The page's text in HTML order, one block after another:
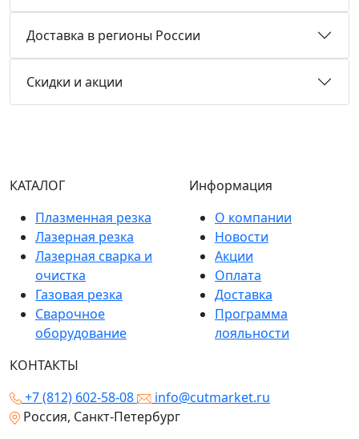
Доставка в регионы России
Скидки и акции
КАТАЛОГ
Плазменная резка
Лазерная резка
Лазерная сварка и
очистка
Газовая резка
Сварочное
оборудование
Информация
О компании
Новости
Акции
Оплата
Доставка
Программа
лояльности
КОНТАКТЫ
+7 (812) 602-58-08
info@cutmarket.ru
Россия, Санкт-Петербург